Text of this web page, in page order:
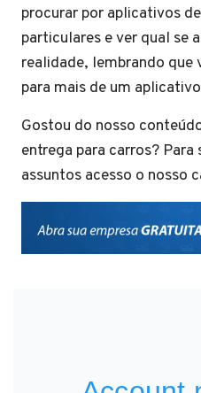
procurar por aplicativos
particulares e ver qual se
realidade, lembrando que
para mais de um
Gostou do nosso
entrega para carros?
assuntos acesso o nosso